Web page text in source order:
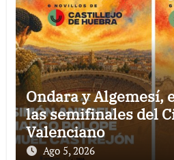
Ondara y Algemesí,
las semifinales del
Valenciano
Ago 5, 2026